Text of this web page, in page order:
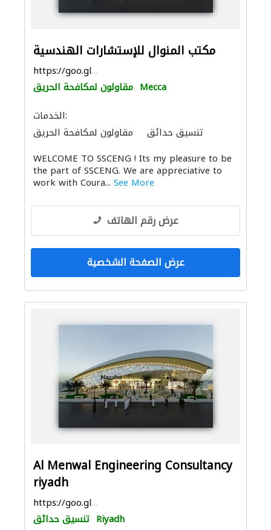
مكتب المنوال للإستشارات الهندسية
https://goo.gl/maps/cZQXCwF5BBc1JuuR9
مقاولون لمكافحة الحريق Mecca
الخدمات:
مقاولون لمكافحة الحريق
تنسيق حدائق
المساحيين أنظمة الاتصالات
نظام الصرف الصحي صيانة المباني الإنارة
التصميم المعماري
WELCOME TO SSCENG ! Its my pleasure to be
the part of SSCENG. We are appreciative to
work with Coura... See More
عرض رقم الهاتف
عرض الصفحة الشخصية
Al Menwal Engineering Consultancy
riyadh
https://goo.gl/maps/8qexa66QKdabx1PG9
تنسيق حدائق Riyadh